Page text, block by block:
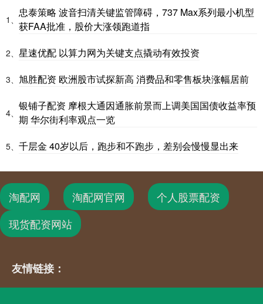
1、
忠泰策略 波音扫清关键监管障碍，737 Max系列最小机型
获FAA批准，股价大涨领跑道指
2、 星速优配 以算力网为关键支点撬动有效投资
3、 旭胜配资 欧洲股市试探新高 消费品和零售板块涨幅居前
4、
银铺子配资 摩根大通因通胀前景而上调美国国债收益率预
期 华尔街利率观点一览
5、 千层金 40岁以后，跑步和不跑步，差别会慢慢显出来
淘配网 淘配网官网
个人股票配资
现货配资网站
友情链接：